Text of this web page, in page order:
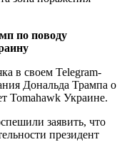
по поводу
в своем Telegram-
Дональда Трампа о
Tomahawk Украине.
заявить, что
президент